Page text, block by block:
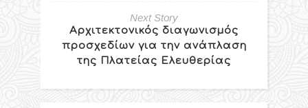
Next Story
Αρχιτεκτονικός διαγωνισμός
προσχεδίων για την ανάπλαση
της Πλατείας Ελευθερίας